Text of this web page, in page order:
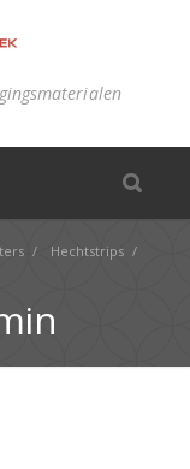
/ Hechtstrips /